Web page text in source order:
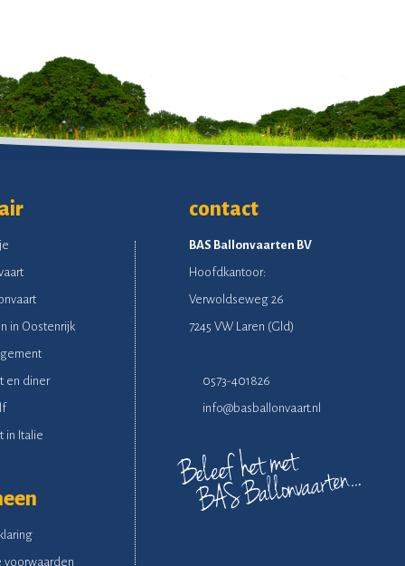
in Oostenrijk
en diner
in Italie
voorwaarden
contact
BAS Ballonvaarten BV
Hoofdkantoor:
Verwoldseweg 26
7245 VW Laren (Gld)
0573-401826
info@basballonvaart.nl